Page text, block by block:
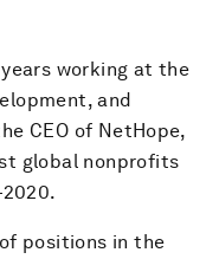
working at the
and
CEO of NetHope,
global nonprofits
positions in the